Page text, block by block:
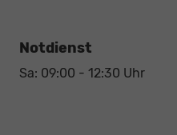
Notdienst
Sa: 09:00 - 12:30 Uhr